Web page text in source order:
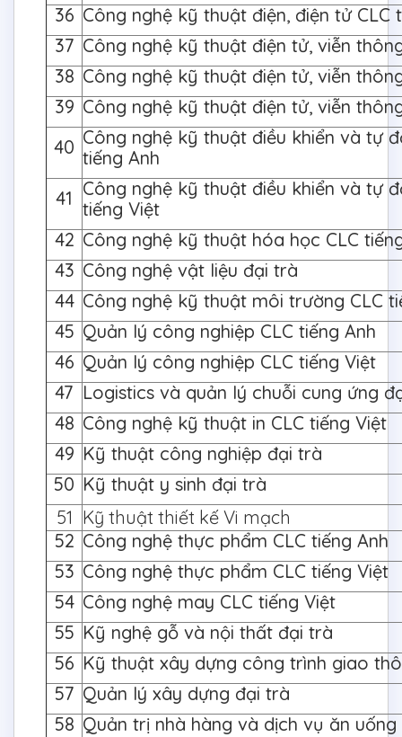
36 Công nghệ kỹ thuật điện, điện tử CLC
37 Công nghệ kỹ thuật điện tử, viễn
38 Công nghệ kỹ thuật điện tử, viễn
39 Công nghệ kỹ thuật điện tử, viễn
40 Công nghệ kỹ thuật điều khiển và tự
tiếng Anh
41 Công nghệ kỹ thuật điều khiển và tự
tiếng Việt
42 Công nghệ kỹ thuật hóa học CLC
43 Công nghệ vật liệu đại trà
44 Công nghệ kỹ thuật môi trường CLC
45 Quản lý công nghiệp CLC tiếng Anh
46 Quản lý công nghiệp CLC tiếng Việt
47 Logistics và quản lý chuỗi cung ứng
48 Công nghệ kỹ thuật in CLC tiếng Việt
49 Kỹ thuật công nghiệp đại trà
50 Kỹ thuật y sinh đại trà
51 Kỹ thuật thiết kế Vi mạch
52 Công nghệ thực phẩm CLC tiếng Anh
53 Công nghệ thực phẩm CLC tiếng Việt
54 Công nghệ may CLC tiếng Việt
55 Kỹ nghệ gỗ và nội thất đại trà
56 Kỹ thuật xây dựng công trình giao
57 Quản lý xây dựng đại trà
58 Quản trị nhà hàng và dịch vụ ăn